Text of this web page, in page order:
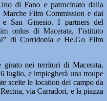
di Fano e patrocinato dalla
Film Commission e dai
San Ginesio. I partners del
onlus di Macerata, l’istituto
di Corridonia e He.Go Film
girato nei territori di Macerata,
luglio, e impiegherà una troupe
scelte le location del campo da
via Carradori, e la piazza